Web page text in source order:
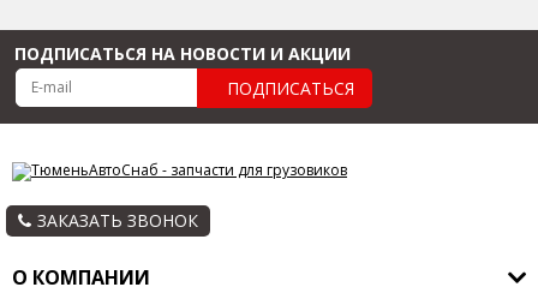
ПОДПИСАТЬСЯ НА НОВОСТИ И АКЦИИ
ПОДПИСАТЬСЯ
ЗАКАЗАТЬ ЗВОНОК
О КОМПАНИИ